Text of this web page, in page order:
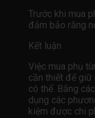
Trước khi mua
đảm bảo rằng
Kết luận
Việc mua phụ
cần thiết để giữ
có thể. Bằng
dụng các
kiệm được chi